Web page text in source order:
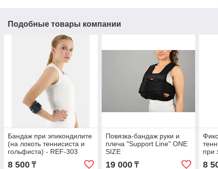
Подобные товары компании
Бандаж при эпикондилите
(на локоть теннисиста и
гольфиста) - REF-303
8 500 ₸
Повязка-бандаж руки и
плеча "Support Line" ONE
SIZE
19 000₸
при
8